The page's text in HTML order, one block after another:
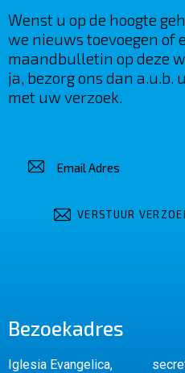
Wenst u op de hoogte
we nieuws toevoegen of
maandbulletin op deze
ja, bezorg ons dan a.u.b.
met uw verzoek.
Bezoekadres
Iglesia Evangelica,